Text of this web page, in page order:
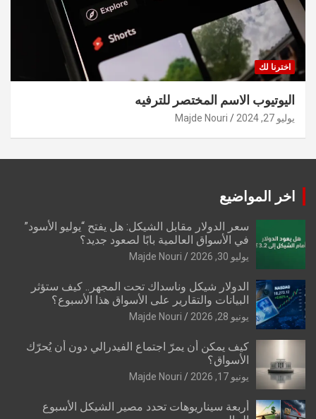
اخترنا لك
اليوتيوب الاسم المختصر للترفيه
يوليو 27, 2024 Majde Nouri
اخر المواضيع
سعر الدولار مقابل الشيكل: هل يفتح “يوليو الأسود”
في الأسواق العالمية بابًا لصعود جديد؟
يوليو 30, 2026 Majde Nouri
الدولار شيكل وناسداك تحت المجهر.. كيف ستؤثر
البيانات والتقارير على الأسواق هذا الأسبوع؟
يونيو 28, 2026 Majde Nouri
كيف يمكن أن يمرّ اجتماع الفيدرالي دون أن يُحرّك
الأسواق؟
يونيو 17, 2026 Majde Nouri
أربعة سيناريوهات تحدد مصير الشيكل الأسبوع